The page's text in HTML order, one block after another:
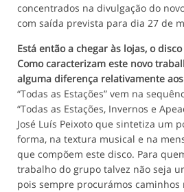
concentrados na divulgação do
com saída prevista para dia 27 de
Está então a chegar às lojas, o disco
Como caracterizam este novo
alguma diferença relativamente
“Todas as Estações” vem na
“Todas as Estações, Invernos e
José Luís Peixoto que sintetiza um
forma, na textura musical e na
que compõem este disco. Para
trabalho do grupo talvez não seja
pois sempre procurámos caminhos